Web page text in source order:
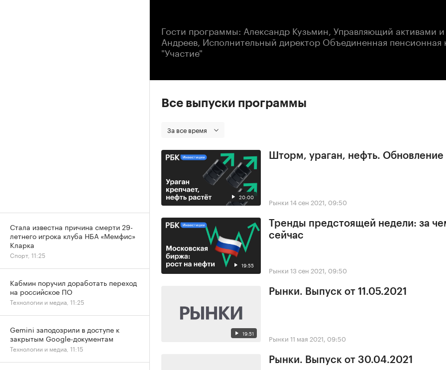
Гости программы: Александр Кузьмин, Управляющий активами
Андреев, Исполнительный директор Объединенная пенсионная
"Участие"
Все выпуски программы
За все время
20:00
Шторм, ураган, нефть.
Рынки 14 сен 2021, 09:50
19:55
Тренды предстоящей недели: за
сейчас
Рынки 13 сен 2021, 09:50
19:51
Рынки. Выпуск от 11.05.2021
Рынки 11 мая 2021, 09:50
Рынки. Выпуск от 30.04.2021
Стала известна причина смерти 29-
летнего игрока клуба НБА «Мемфис»
Кларка
Спорт, 11:25
Кабмин поручил доработать переход
на российское ПО
Технологии и медиа, 11:25
Gemini заподозрили в доступе к
закрытым Google-документам
Технологии и медиа, 11:15